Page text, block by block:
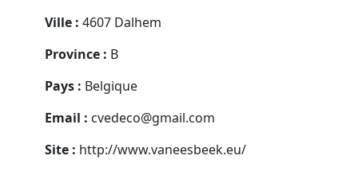
Ville : 4607 Dalhem
Province : B
Pays : Belgique
Email : cvedeco@gmail.com
Site : http://www.vaneesbeek.eu/